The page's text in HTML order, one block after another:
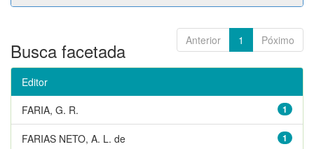
Anterior 1 Póximo
Busca facetada
Editor
1
FARIA, G. R.
1
FARIAS NETO, A. L. de